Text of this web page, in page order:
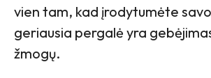
vien tam, kad įrodytumėte
geriausia pergalė yra
žmogų.